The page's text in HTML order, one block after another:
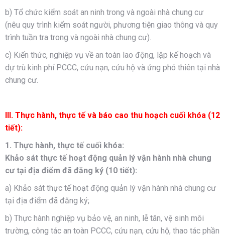
b) Tổ chức kiểm soát an ninh trong và ngoài nhà chung cư
(nêu quy trình kiểm soát người, phương tiện giao thông và quy
trình tuần tra trong và ngoài nhà chung cư).
c) Kiến thức, nghiệp vụ về an toàn lao động, lập kế hoạch và
dự trù kinh phí PCCC, cứu nạn, cứu hộ và ứng phó thiên tại nhà
chung cư.
III. Thực hành, thực tế và báo cao thu hoạch cuối khóa (12
tiết):
1. Thực hành, thực tế cuối khóa:
Khảo sát thực tế hoạt động quản lý vận hành nhà chung
cư tại địa điểm đã đăng ký (10 tiết):
a) Khảo sát thực tế hoạt động quản lý vận hành nhà chung cư
tại địa điểm đã đăng ký;
b) Thực hành nghiệp vụ bảo vệ, an ninh, lễ tân, vệ sinh môi
trường, công tác an toàn PCCC, cứu nạn, cứu hộ, thao tác phần